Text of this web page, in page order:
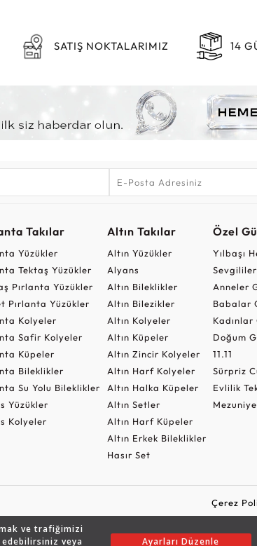
ve trafiğimizi
veya
Ayarları Düzenle
SATIŞ NOKTALARIMIZ 14
Takılar
Yüzükler
Tektaş Yüzükler
Pırlanta Yüzükler
Pırlanta Yüzükler
Kolyeler
Safir Kolyeler
Küpeler
Bileklikler
Su Yolu Bileklikler
Yüzükler
Kolyeler
Altın Takılar
Altın Yüzükler
Alyans
Altın Bileklikler
Altın Bilezikler
Altın Kolyeler
Altın Küpeler
Altın Zincir Kolyeler
Altın Harf Kolyeler
Altın Halka Küpeler
Altın Setler
Altın Harf Küpeler
Altın Erkek Bileklikler
Hasır Set
Özel
Yılbaşı
Anneler
Babalar
Kadınlar
Doğum
11.11
Sürpriz
Evlilik
Çerez